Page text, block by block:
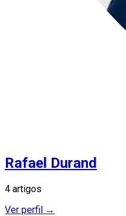
Rafael Durand
4 artigos
Ver perfil →